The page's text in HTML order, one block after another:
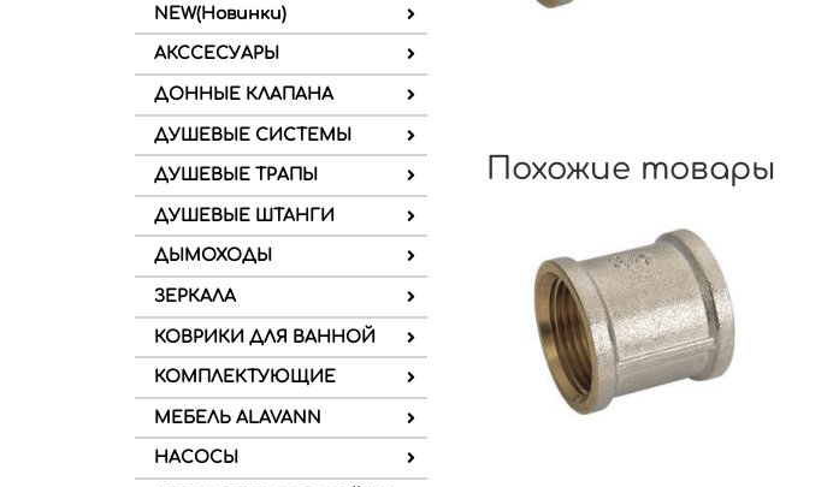
NEW(Новинки)
АКССЕСУАРЫ
ДОННЫЕ КЛАПАНА
ДУШЕВЫЕ СИСТЕМЫ
ДУШЕВЫЕ ТРАПЫ
ДУШЕВЫЕ ШТАНГИ
ДЫМОХОДЫ
ЗЕРКАЛА
КОВРИКИ ДЛЯ ВАННОЙ
КОМПЛЕКТУЮЩИЕ
МЕБЕЛЬ ALAVANN
НАСОСЫ
Похожие товары